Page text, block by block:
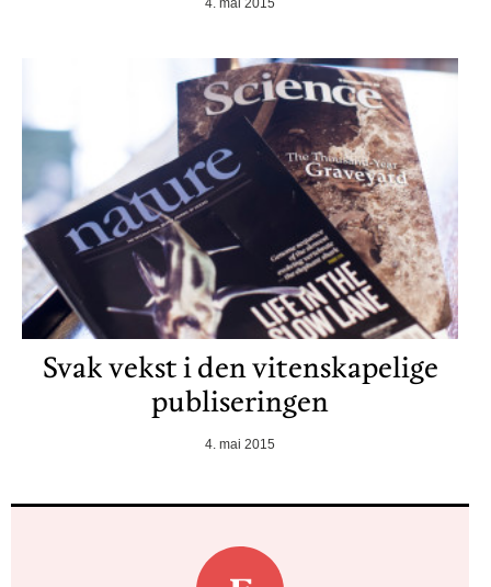
4. mai 2015
Svak vekst i den vitenskapelige
publiseringen
4. mai 2015